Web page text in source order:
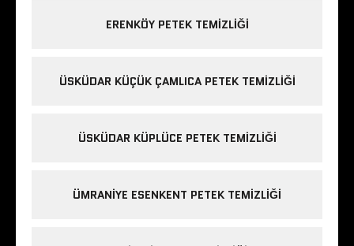
ERENKÖY PETEK TEMIZLIĞI
ÜSKÜDAR KÜÇÜK ÇAMLICA PETEK TEMIZLIĞI
ÜSKÜDAR KÜPLÜCE PETEK TEMIZLIĞI
ÜMRANIYE ESENKENT PETEK TEMIZLIĞI